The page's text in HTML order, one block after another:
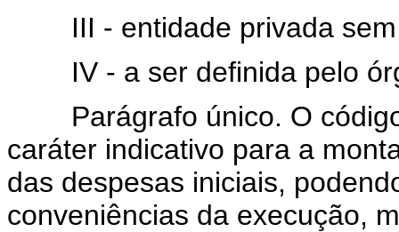
III - entidade privada sem
IV - a ser definida pelo
Parágrafo único. O código
caráter indicativo para a
das despesas iniciais,
conveniências da execução,